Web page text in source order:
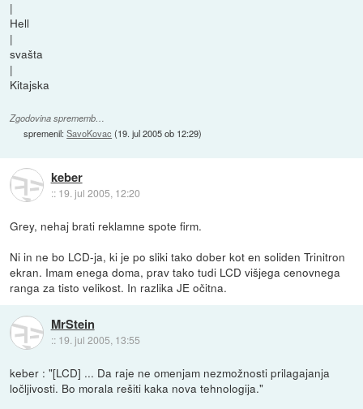
|
Hell
|
svašta
|
Kitajska
Zgodovina sprememb…
spremenil:SavoKovac (19. jul 2005 ob 12:29)
keber
:: 19. jul 2005, 12:20
Grey, nehaj brati reklamne spote firm.
Ni in ne bo LCD-ja, ki je po sliki tako dober kot en soliden Trinitron
ekran. Imam enega doma, prav tako tudi LCD višjega cenovnega
ranga za tisto velikost. In razlika JE očitna.
MrStein
:: 19. jul 2005, 13:55
keber : "[LCD] ... Da raje ne omenjam nezmožnosti prilagajanja
ločljivosti. Bo morala rešiti kaka nova tehnologija."